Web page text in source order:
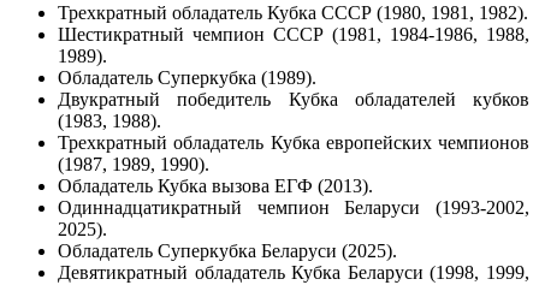
Трехкратный обладатель Кубка СССР (1980, 1981, 1982).
Шестикратный чемпион СССР (1981, 1984-1986, 1988,
1989).
Обладатель Суперкубка (1989).
Двукратный победитель Кубка обладателей кубков
(1983, 1988).
Трехкратный обладатель Кубка европейских чемпионов
(1987, 1989, 1990).
Обладатель Кубка вызова ЕГФ (2013).
Одиннадцатикратный чемпион Беларуси (1993-2002,
2025).
Обладатель Суперкубка Беларуси (2025).
Девятикратный обладатель Кубка Беларуси (1998, 1999,